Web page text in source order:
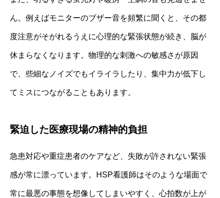
ん。例えばモニターのブザー音を頻繁に聞くと、その都
度注意がそがれるうえに心理的な緊張状態が続き、脳が
休まらなくなります。物理的な刺激への敏感さが原因
で、些細なノイズでもイライラしたり、集中力が低下し
てミスにつながることもあります。
緊迫した医療現場の精神的負担
急患対応や重症患者のケアなど、失敗が許されない緊張
感が常に漂っています。HSP看護師はそのような場面で
常に最悪の事態を想像してしまいやすく、心拍数が上が